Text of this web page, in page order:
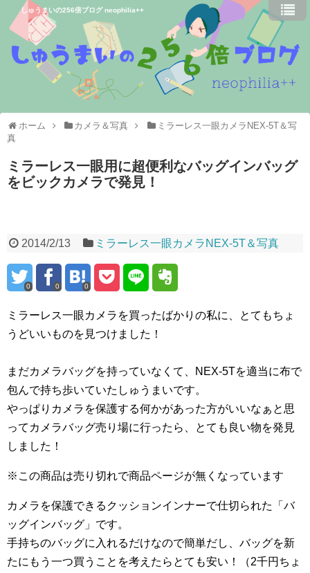
しゅうまいの256倍ブログ neophilia++
ホーム カメラ＆写真
ミラーレス一眼カメラNEX-5T＆写
真
ミラーレス一眼用に超便利なバッグインバッグ
をビックカメラで発見！
2014/2/13 ミラーレス一眼カメラNEX-5T＆写真
0 0 0
ミラーレス一眼カメラを買ったばかりの私に、とてもちょ
うどいいものを見つけました！
まだカメラバッグを持っていなくて、NEX-5Tを適当に布で
包んで持ち歩いていたしゅうまいです。
やっぱりカメラを保護する何かがあった方がいいなぁと思
ってカメラバッグ売り場に行ったら、とても良い物を発見
しました！
※この商品は売り切れで商品ページが無くなっています
カメラを保護できるクッションインナーで仕切られた「バ
ッグインバッグ」です。
手持ちのバッグに入れるだけなので簡単だし、バッグを新
たにもう一つ買うことを考えたらとても安い！（2千円ちょ